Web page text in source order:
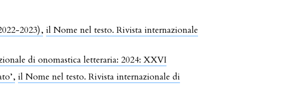
2023),il Nome nel testo. Rivista internazionale
di onomastica letteraria: 2024: XXVI
,il Nome nel testo. Rivista internazionale di